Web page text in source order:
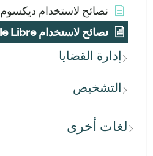
نصائح لاستخدام ديكسوم
نصائح لاستخدام FreeStyle Libre
إدارة القضايا
التشخيص
لغات أخرى